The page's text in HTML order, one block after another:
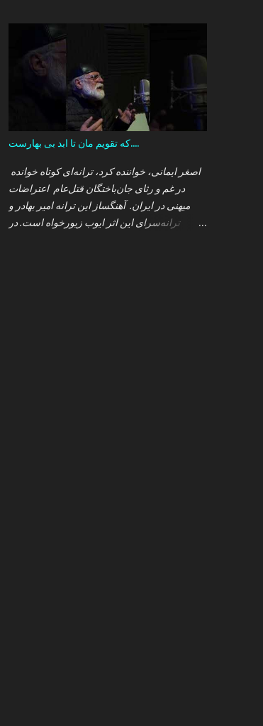
که تقویم مان تا ابد بی بهارست....
در غم و رثای جان‌باختگان قتل‌عام اعتراضات
میهنی در ایران. آهنگساز این ترانه امیر بهادر و
ترانه‌سرای این اثر ایوب زیورخواه است. در